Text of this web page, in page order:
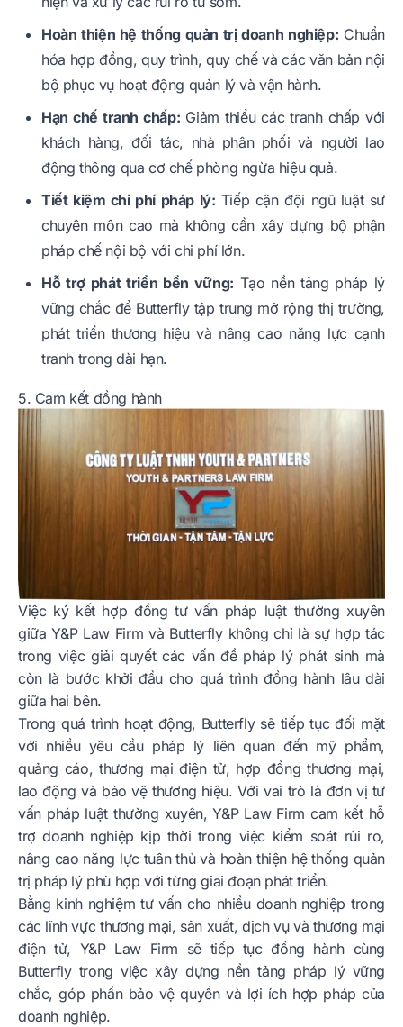
Hoàn thiện hệ thống quản trị doanh nghiệp: Chuẩn
hóa hợp đồng, quy trình, quy chế và các văn bản nội
bộ phục vụ hoạt động quản lý và vận hành.
Hạn chế tranh chấp: Giảm thiểu các tranh chấp với
khách hàng, đối tác, nhà phân phối và người lao
động thông qua cơ chế phòng ngừa hiệu quả.
Tiết kiệm chi phí pháp lý: Tiếp cận đội ngũ luật sư
chuyên môn cao mà không cần xây dựng bộ phận
pháp chế nội bộ với chi phí lớn.
Hỗ trợ phát triển bền vững: Tạo nền tảng pháp lý
vững chắc để Butterfly tập trung mở rộng thị trường,
phát triển thương hiệu và nâng cao năng lực cạnh
tranh trong dài hạn.
5. Cam kết đồng hành
Việc ký kết hợp đồng tư vấn pháp luật thường xuyên
giữa Y&P Law Firm và Butterfly không chỉ là sự hợp tác
trong việc giải quyết các vấn đề pháp lý phát sinh mà
còn là bước khởi đầu cho quá trình đồng hành lâu dài
giữa hai bên.
Trong quá trình hoạt động, Butterfly sẽ tiếp tục đối mặt
với nhiều yêu cầu pháp lý liên quan đến mỹ phẩm,
quảng cáo, thương mại điện tử, hợp đồng thương mại,
lao động và bảo vệ thương hiệu. Với vai trò là đơn vị tư
vấn pháp luật thường xuyên, Y&P Law Firm cam kết hỗ
trợ doanh nghiệp kịp thời trong việc kiểm soát rủi ro,
nâng cao năng lực tuân thủ và hoàn thiện hệ thống quản
trị pháp lý phù hợp với từng giai đoạn phát triển.
Bằng kinh nghiệm tư vấn cho nhiều doanh nghiệp trong
các lĩnh vực thương mại, sản xuất, dịch vụ và thương mại
điện tử, Y&P Law Firm sẽ tiếp tục đồng hành cùng
Butterfly trong việc xây dựng nền tảng pháp lý vững
chắc, góp phần bảo vệ quyền và lợi ích hợp pháp của
doanh nghiệp.